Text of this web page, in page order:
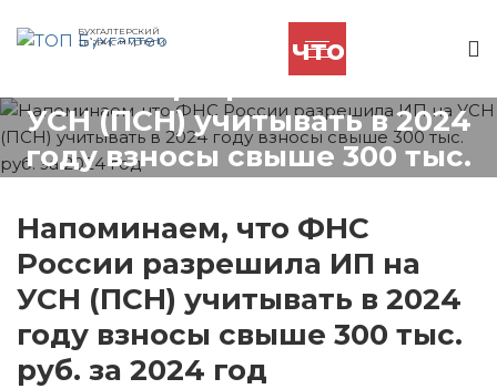
БУХГАЛТЕРСКИЙ
СЕРВИС И УСЛУГИ
Напоминаем, что ФНС
России разрешила ИП на
УСН (ПСН) учитывать в 2024
году взносы свыше 300 тыс.
Напоминаем, что ФНС
России разрешила ИП на
УСН (ПСН) учитывать в 2024
году взносы свыше 300 тыс.
руб. за 2024 год